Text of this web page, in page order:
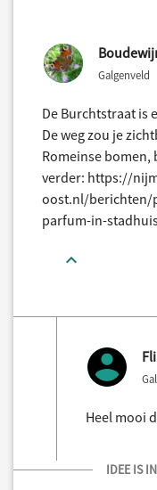
Galgenveld
De Burchtstraat is
De weg zou je
Romeinse
verder: https://
oost.nl/berichten/
parfum-in-
Heel mooi
IDEE IS